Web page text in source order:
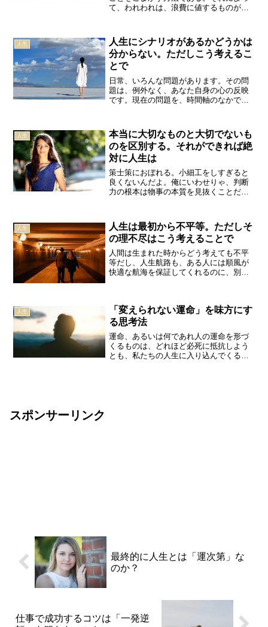
て、われわれは、浪費に値するものがあ
言った。「部屋で静かにじっとしていら
れないことが、悲劇を生む...
人生
人生にシナリオがあるかどうかは
分からない。ただしこう考えるこ
とで
日常、いろんな問題があります。その問
題は、例外なく、あなた自身の心の反映
です。現在の問題を、時間軸のなかで、
ながっていくのかを想像してみてくださ
い。「楽しくないなぁと思...
人生
本当に大切なものと大切でないも
のを区別する。それができれば絶
対に人生は
策士策におぼれる。小細工をしすぎると
良くないんだよ。俺にいわせりゃ、判断
力の根本は物事の本質を見抜くことだ。
だ。沢田悠太物事には端的で言って、本
質的なものと本質的でない...
人生
人生は最初から不平等。ただしそ
の理不尽はこう考えることで
人間は生まれた時からどう考えても不平
等だし、人生航路も、ある人には順風が
快適な航海を保証してくれるのに、別の
すると、人生は平等ではな...
人生
「変えられない運命」を味方にす
る思考法
運命、あるいは何であれ人の運命を形づ
くるものは、どれほど必死に抵抗しよう
とも、私たちの人生に入り込んでくるも
スポンサーリンク
最終的に人生とは「運次第」な
のか？
仕事で成功するコツは「一発逆